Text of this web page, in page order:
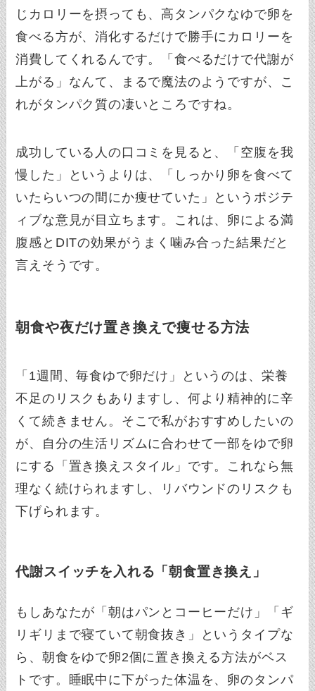
じカロリーを摂っても、高タンパクなゆで卵を
食べる方が、消化するだけで勝手にカロリーを
消費してくれるんです。「食べるだけで代謝が
上がる」なんて、まるで魔法のようですが、こ
れがタンパク質の凄いところですね。
成功している人の口コミを見ると、「空腹を我
慢した」というよりは、「しっかり卵を食べて
いたらいつの間にか痩せていた」というポジテ
ィブな意見が目立ちます。これは、卵による満
腹感とDITの効果がうまく噛み合った結果だと
言えそうです。
朝食や夜だけ置き換えで痩せる方法
「1週間、毎食ゆで卵だけ」というのは、栄養
不足のリスクもありますし、何より精神的に辛
くて続きません。そこで私がおすすめしたいの
が、自分の生活リズムに合わせて一部をゆで卵
にする「置き換えスタイル」です。これなら無
理なく続けられますし、リバウンドのリスクも
下げられます。
代謝スイッチを入れる「朝食置き換え」
もしあなたが「朝はパンとコーヒーだけ」「ギ
リギリまで寝ていて朝食抜き」というタイプな
ら、朝食をゆで卵2個に置き換える方法がベス
トです。睡眠中に下がった体温を、卵のタンパ